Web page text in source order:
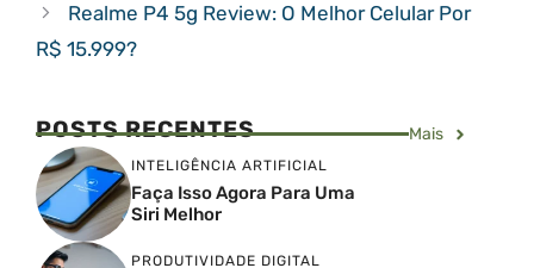
Realme P4 5g Review: O Melhor Celular Por
R$ 15.999?
POSTS RECENTES Mais
INTELIGÊNCIA ARTIFICIAL
Faça Isso Agora Para Uma
Siri Melhor
PRODUTIVIDADE DIGITAL